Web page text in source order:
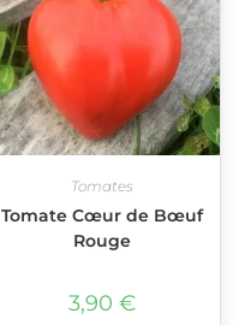
Tomates
Tomate Cœur de Bœuf
Rouge
3,90 €